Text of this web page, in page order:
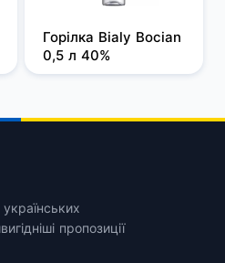
Горілка Bialy Bocian
0,5 л 40%
пропозиції